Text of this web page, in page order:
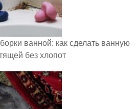
ванной: как сделать ванную
без хлопот